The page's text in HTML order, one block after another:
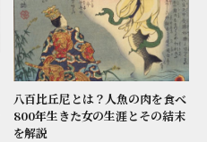
八百比丘尼とは？人魚の肉を食べ
800年生きた女の生涯とその結末
を解説